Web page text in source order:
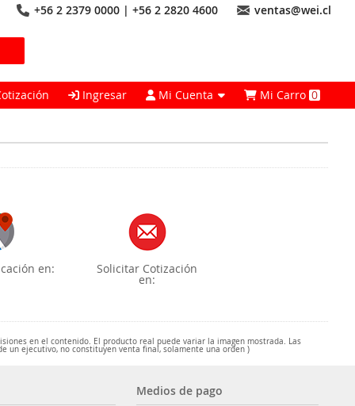
+56 2 2379 0000 | +56 2 2820 4600 ventas@wei.cl
Ingresar Mi Cuenta Mi Carro0
en: Solicitar Cotización
en:
en el contenido. El producto real puede variar la imagen mostrada. Las
un ejecutivo, no constituyen venta final, solamente una orden )
Medios de pago